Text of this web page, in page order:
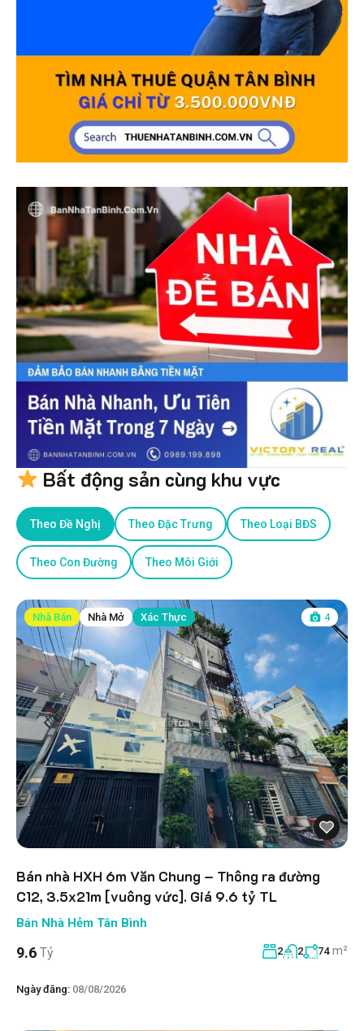
Bất động sản cùng khu vực
Theo Đề Nghị Theo Đặc Trưng Theo Loại BĐS
Theo Con Đường Theo Môi Giới
Nhà Bán Nhà Mở Xác Thực 4
Bán nhà HXH 6m Văn Chung – Thông ra đường
C12, 3.5x21m [vuông vức]. Giá 9.6 tỷ TL
Bán Nhà Hẻm Tân Bình
9.6 Tỷ 2 2 74 m²
Ngày đăng: 08/08/2026